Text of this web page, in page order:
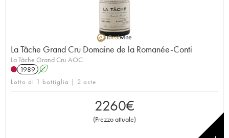
La Tâche Grand Cru Domaine de la Romanée-Conti
La Tâche Grand Cru AOC
1989 A
Lotto di 1 bottiglia | 2 aste
2260€
(Prezzo attuale)